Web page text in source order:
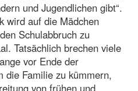
und Jugendlichen gibt“.
wird auf die Mädchen
Schulabbruch zu
Tatsächlich brechen viele
vor Ende der
die Familie zu kümmern,
von frühen und